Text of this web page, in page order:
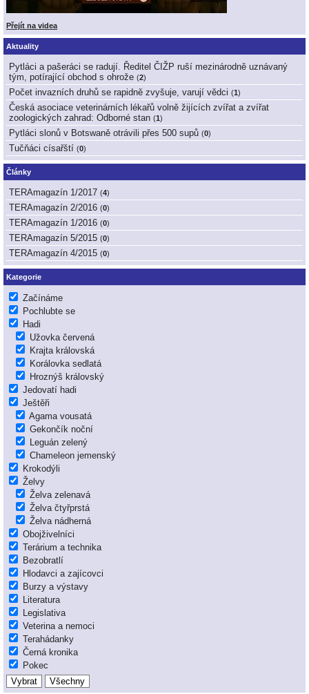
Přejít na videa
Aktuality
Pytláci a pašeráci se radují. Ředitel ČIŽP ruší mezinárodně uznávaný
tým, potírající obchod s ohrože (2)
Počet invazních druhů se rapidně zvyšuje, varují vědci (1)
Česká asociace veterinárních lékařů volně žijících zvířat a zvířat
zoologických zahrad: Odborné stan (1)
Pytláci slonů v Botswaně otrávili přes 500 supů (0)
Tučňáci císařští (0)
Články
TERAmagazín 1/2017 (4)
TERAmagazín 2/2016 (0)
TERAmagazín 1/2016 (0)
TERAmagazín 5/2015 (0)
TERAmagazín 4/2015 (0)
Kategorie
Začínáme
Pochlubte se
Hadi
Užovka červená
Krajta královská
Korálovka sedlatá
Hroznýš královský
Jedovatí hadi
Ještěři
Agama vousatá
Gekončík noční
Leguán zelený
Chameleon jemenský
Krokodýli
Želvy
Želva zelenavá
Želva čtyřprstá
Želva nádherná
Obojživelníci
Terárium a technika
Bezobratlí
Hlodavci a zajícovci
Burzy a výstavy
Literatura
Legislativa
Veterina a nemoci
Terahádanky
Černá kronika
Pokec